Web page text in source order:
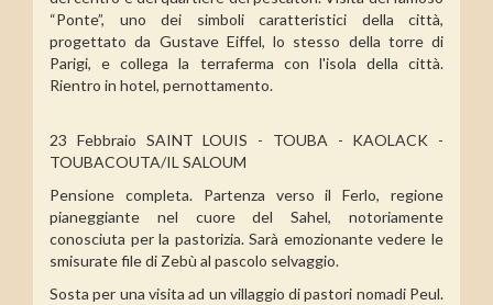
“Ponte”, uno dei simboli caratteristici della città,
progettato da Gustave Eiffel, lo stesso della torre di
Parigi, e collega la terraferma con l'isola della città.
Rientro in hotel, pernottamento.
23 Febbraio SAINT LOUIS - TOUBA - KAOLACK -
TOUBACOUTA/IL SALOUM
Pensione completa. Partenza verso il Ferlo, regione
pianeggiante nel cuore del Sahel, notoriamente
conosciuta per la pastorizia. Sarà emozionante vedere le
smisurate file di Zebù al pascolo selvaggio.
Sosta per una visita ad un villaggio di pastori nomadi Peul.